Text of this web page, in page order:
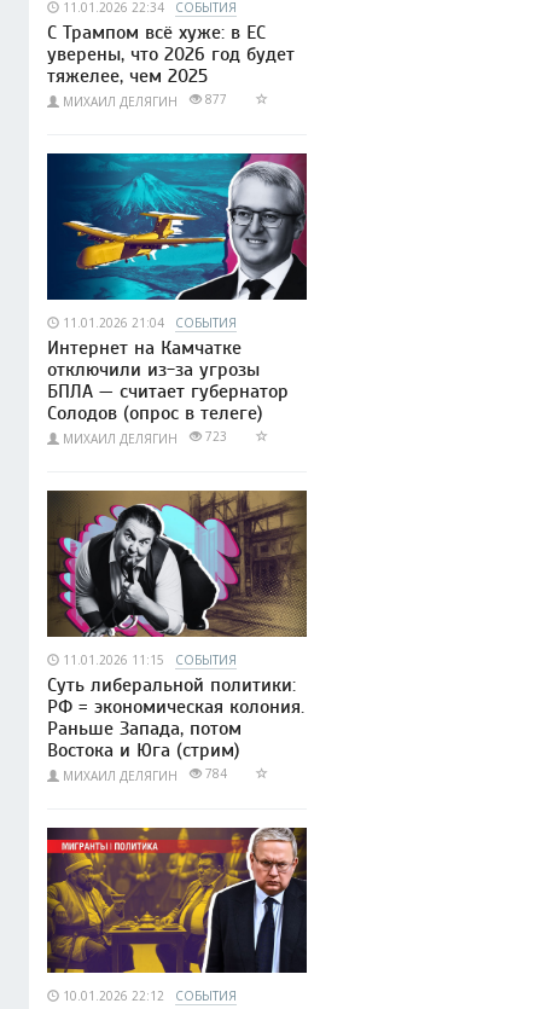
11.01.2026 22:34 СОБЫТИЯ
С Трампом всё хуже: в ЕС
уверены, что 2026 год будет
тяжелее, чем 2025
МИХАИЛ ДЕЛЯГИН 877
11.01.2026 21:04 СОБЫТИЯ
Интернет на Камчатке
отключили из-за угрозы
БПЛА — считает губернатор
Солодов (опрос в телеге)
МИХАИЛ ДЕЛЯГИН 723
11.01.2026 11:15 СОБЫТИЯ
Суть либеральной политики:
РФ = экономическая колония.
Раньше Запада, потом
Востока и Юга (стрим)
МИХАИЛ ДЕЛЯГИН 784
10.01.2026 22:12 СОБЫТИЯ